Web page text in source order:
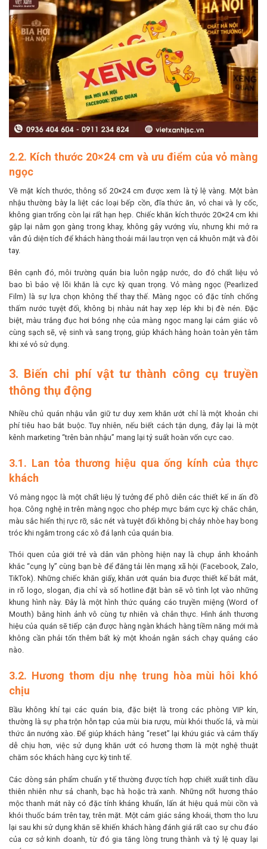
2.2. Kích thước 20×24 cm và ưu điểm của vỏ màng
ngọc
Về mặt kích thước, thông số 20×24 cm được xem là tỷ lệ vàng. Một bàn
nhậu thường bày la liệt các loại bếp cồn, đĩa thức ăn, vỏ chai và ly cốc,
không gian trống còn lại rất hạn hẹp. Chiếc khăn kích thước 20×24 cm khi
gập lại nằm gọn gàng trong khay, không gây vướng víu, nhưng khi mở ra
vẫn đủ diện tích để khách hàng thoải mái lau trọn vẹn cả khuôn mặt và đôi
tay.
Bên cạnh đó, môi trường quán bia luôn ngập nước, do đó chất liệu vỏ
bao bì bảo vệ lõi khăn là cực kỳ quan trọng. Vỏ màng ngọc (Pearlized
Film) là sự lựa chọn không thể thay thế. Màng ngọc có đặc tính chống
thấm nước tuyệt đối, không bị nhàu nát hay xẹp lép khi bị đè nén. Đặc
biệt, màu trắng đục hơi bóng nhẹ của màng ngọc mang lại cảm giác vô
cùng sạch sẽ, vệ sinh và sang trọng, giúp khách hàng hoàn toàn yên tâm
khi xé vỏ sử dụng.
3. Biến chi phí vật tư thành công cụ truyền
thông thụ động
Nhiều chủ quán nhậu vẫn giữ tư duy xem khăn ướt chỉ là một khoản chi
phí tiêu hao bắt buộc. Tuy nhiên, nếu biết cách tận dụng, đây lại là một
kênh marketing “trên bàn nhậu” mang lại tỷ suất hoàn vốn cực cao.
3.1. Lan tỏa thương hiệu qua ống kính của thực
khách
Vỏ màng ngọc là một chất liệu lý tưởng để phô diễn các thiết kế in ấn đồ
họa. Công nghệ in trên màng ngọc cho phép mực bám cực kỳ chắc chắn,
màu sắc hiển thị rực rỡ, sắc nét và tuyệt đối không bị chảy nhòe hay bong
tróc khi ngâm trong các xô đá lạnh của quán bia.
Thói quen của giới trẻ và dân văn phòng hiện nay là chụp ảnh khoảnh
khắc “cụng ly” cùng bạn bè để đăng tải lên mạng xã hội (Facebook, Zalo,
TikTok). Những chiếc khăn giấy, khăn ướt quán bia được thiết kế bắt mắt,
in rõ logo, slogan, địa chỉ và số hotline đặt bàn sẽ vô tình lọt vào những
khung hình này. Đây là một hình thức quảng cáo truyền miệng (Word of
Mouth) bằng hình ảnh vô cùng tự nhiên và chân thực. Hình ảnh thương
hiệu của quán sẽ tiếp cận được hàng ngàn khách hàng tiềm năng mới mà
không cần phải tốn thêm bất kỳ một khoản ngân sách chạy quảng cáo
nào.
3.2. Hương thơm dịu nhẹ trung hòa mùi hôi khó
chịu
Bầu không khí tại các quán bia, đặc biệt là trong các phòng VIP kín,
thường là sự pha trộn hỗn tạp của mùi bia rượu, mùi khói thuốc lá, và mùi
thức ăn nướng xào. Để giúp khách hàng “reset” lại khứu giác và cảm thấy
dễ chịu hơn, việc sử dụng khăn ướt có hương thơm là một nghệ thuật
chăm sóc khách hàng cực kỳ tinh tế.
Các dòng sản phẩm chuẩn y tế thường được tích hợp chiết xuất tinh dầu
thiên nhiên như sả chanh, bạc hà hoặc trà xanh. Những nốt hương thảo
mộc thanh mát này có đặc tính kháng khuẩn, lấn át hiệu quả mùi cồn và
khói thuốc bám trên tay, trên mặt. Một cảm giác sảng khoái, thơm tho lưu
lại sau khi sử dụng khăn sẽ khiến khách hàng đánh giá rất cao sự chu đáo
của cơ sở kinh doanh, từ đó gia tăng lòng trung thành và tỷ lệ quay lại